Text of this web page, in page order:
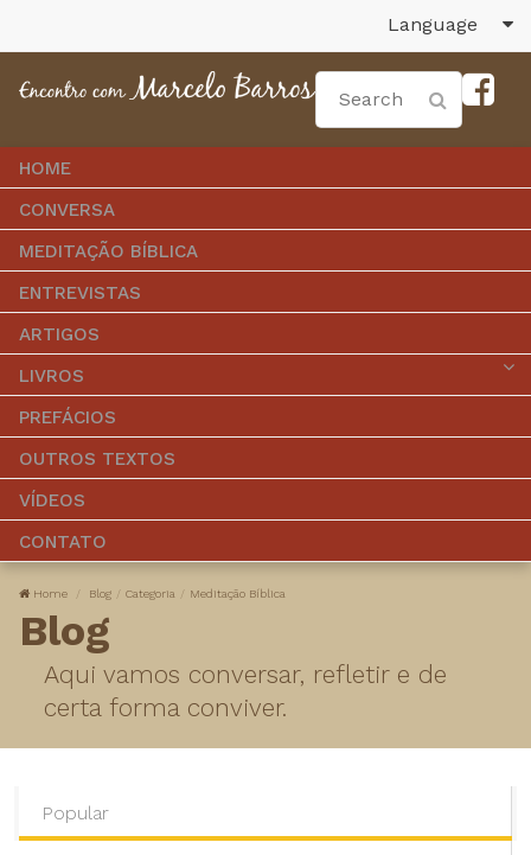
Language
HOME
CONVERSA
MEDITAÇÃO BÍBLICA
ENTREVISTAS
ARTIGOS
LIVROS
PREFÁCIOS
OUTROS TEXTOS
VÍDEOS
CONTATO
Home Blog Categoria Meditação Bíblica
Blog
Aqui vamos conversar, refletir e de
certa forma conviver.
Popular